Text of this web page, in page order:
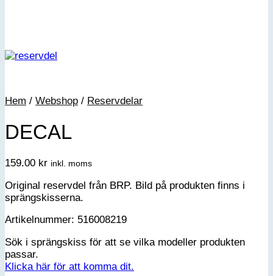
Hem / Webshop / Reservdelar
DECAL
159.00 kr inkl. moms
Original reservdel från BRP. Bild på produkten finns i
sprängskisserna.
Artikelnummer: 516008219
Sök i sprängskiss för att se vilka modeller produkten
passar.
Klicka här för att komma dit.